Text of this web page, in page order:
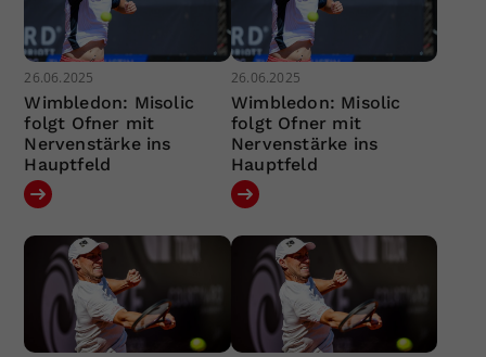
26.06.2025
Wimbledon: Misolic
folgt Ofner mit
Nervenstärke ins
Hauptfeld
26.06.2025
Wimbledon: Misolic
folgt Ofner mit
Nervenstärke ins
Hauptfeld